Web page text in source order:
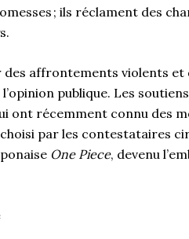
; ils réclament des
affrontements violents et
publique. Les
ont récemment connu des
choisi par les contestataires
One Piece, devenu